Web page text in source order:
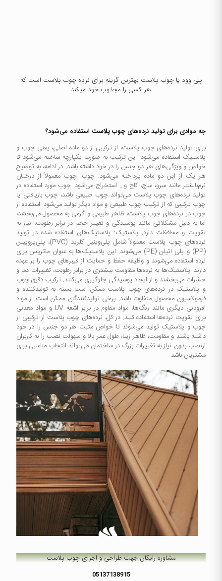
پلی وود یاچوب پلاست بهترین گزینه برای نرده چوب پلاست است که
هر کسی را مجذوب خود میکند
چه موادی برای تولید نرده‌هایچوب پلاست استفاده می‌شود؟
برای تولید نرده‌های چوب پلاست، از ترکیبی از دو ماده اصلی، یعنی چوب و
پلاستیک استفاده می‌شود. این ترکیب به صورت یکپارچه ساخته می‌شود تا
خواص و ویژگی‌های هر دو جنس را در خود داشته باشد. در ادامه، به توضیح
هر یک از این دو ماده پرداخته می‌شود: چوب: چوب معمولاً از درختان
نرم‌بالشتر مانند سرو، ساج، کاج و... استخراج می‌شود. چوب مورد استفاده در
تولید نرده‌های چوب پلاست می‌تواند چوب طبیعی باشد، چوب بازیافتی یا
چوب ترکیبی که از ترکیب چوب طبیعی و مواد دیگر تولید می‌شود. استفاده از
چوب در نرده‌های چوب پلاست، ظاهر طبیعی و گرمی به محصول می‌بخشد،
اما به دلیل مشکلاتی مانند پوسیدگی و تغییر حجم در برابر رطوبت، نیاز به
تقویت و محافظت دارد. پلاستیک: پلاستیک‌های استفاده شده در تولید
نرده‌های چوب پلاست معمولاً شامل پلی‌وینیل کلرید (PVC)، پلی‌پروپیلن
(PP) و پلی اتیلن (PE) می‌شوند. این پلاستیک‌ها به عنوان ماتریس برای
نرده استفاده می‌شوند و وظیفه حفظ و حمایت از فیبرهای چوب را بر عهده
دارند. پلاستیک‌ها به نرده‌ها مقاومت بیشتری در برابر رطوبت، تغییرات دما و
حشرات می‌بخشند و از ایجاد پوسیدگی جلوگیری می‌کنند. ترکیب دقیق چوب
و پلاستیک در نرده‌های چوب پلاست ممکن است بسته به تولیدکننده و
فرمولاسیون محصول متفاوت باشد. برخی تولیدکنندگان ممکن است از مواد
افزودنی دیگری مانند رنگ‌ها، مواد مقاوم در برابر اشعه UV و مواد معدنی
برای تقویت نرده‌ها استفاده کنند. در کل، نرده‌های چوب پلاست از ترکیبی از
چوب و پلاستیک تولید می‌شوند تا خواص مثبت هر دو جنس را در خود
داشته باشند و مقاومت، ظاهر زیبا، طول عمر بالا و سهولت نصب را به کاربران
ارنصب بدون نیاز به تغییرات بزرگ در ساختمان می‌تواند انتخاب مناسبی برای
مشتریان باشد.
مشاوره رایگان جهت طراحی و اجرایچوب پلاست
05137138915